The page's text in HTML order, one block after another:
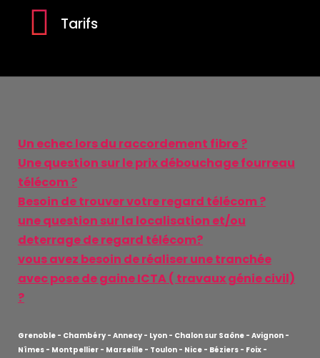
Tarifs
Un echec lors du raccordement fibre ?
Une question sur le prix débouchage fourreau
télécom ?
Besoin de trouver votre regard télécom ?
une question sur la localisation et/ou
deterrage de regard télécom?
vous avez besoin de réaliser une tranchée
avec pose de gaine ICTA ( travaux génie civil)
?
Grenoble - Chambéry - Annecy - Lyon - Chalon sur Saône - Avignon -
Nîmes - Montpellier - Marseille - Toulon - Nice - Béziers - Foix -